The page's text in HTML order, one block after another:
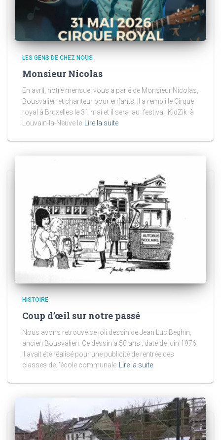
LES GENS DE CHEZ NOUS
Monsieur Nicolas
En avril, notre mensuel vous a parlé de Monsieur Nicolas,
Bousvalien et chanteur pour enfants. Il a rempli le Cirque
royal à Bruxelles le 31 mai et il sera au festival KidZik à
Louvain-la-Neuve le
Lire la suite
HISTOIRE
Coup d’œil sur notre passé
Nous avons retrouvé ce joli dessin de Jean Luc Beghin,
ancien Bousvalien. Ce dessin a 50 ans ; daté de juin 1976,
il avait été réalisé pour une publicité de rentrée des
classes de l’école communale Lire la suite